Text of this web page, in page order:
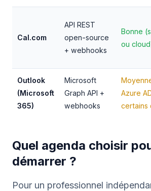
Cal.com
API REST
open-source
+ webhooks
Bonne
ou
Outlook
(Microsoft
365)
Microsoft
Graph API +
webhooks
Azure
certains
Quel agenda choisir
démarrer ?
Pour un professionnel